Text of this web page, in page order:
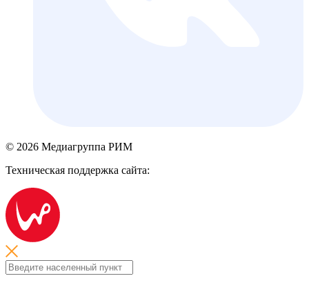
© 2026 Медиагруппа РИМ
Техническая поддержка сайта: